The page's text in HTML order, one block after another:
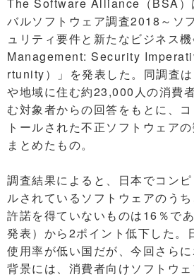
バルソフトウェア調査2018～ソ
ュリティ要件と新たなビジネス
Management: Security
rtunity）」を発表した。同調査
や地域に住む約23,000人の消費
む対象者からの回答をもとに、
トールされた不正ソフトウェア
まとめたもの。
調査結果によると、日本でコン
ルされているソフトウェアのう
許諾を得ていないものは16％で
発表）から2ポイント低下した。
使用率が低い国だが、今回さら
背景には、消費者向けソフトウ